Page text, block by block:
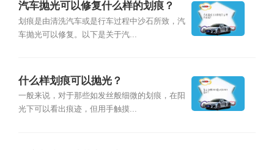
汽车抛光可以修复什么样的划痕？
划痕是由清洗汽车或是行车过程中沙石所致，汽
车抛光可以修复。以下是关于汽...
什么样划痕可以抛光？
一般来说，对于那些如发丝般细微的划痕，在阳
光下可以看出痕迹，但用手触摸...